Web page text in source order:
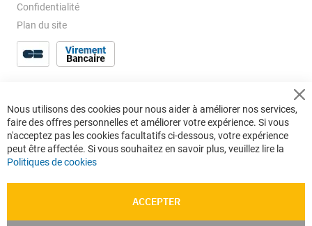
Confidentialité
Plan du site
Nous utilisons des cookies pour nous aider à améliorer nos services,
faire des offres personnelles et améliorer votre expérience. Si vous
n'acceptez pas les cookies facultatifs ci-dessous, votre expérience
peut être affectée. Si vous souhaitez en savoir plus, veuillez lire la
Politiques de cookies
ACCEPTER